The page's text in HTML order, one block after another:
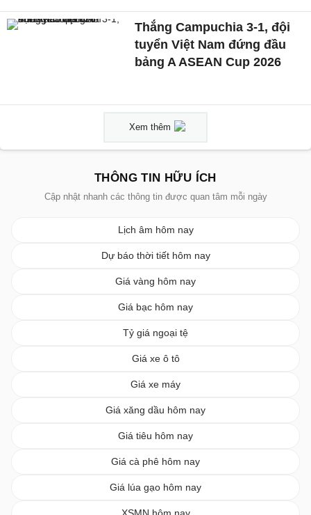
Thắng Campuchia 3-1, đội
tuyển Việt Nam đứng đầu
bảng A ASEAN Cup 2026
Xem thêm
THÔNG TIN HỮU ÍCH
Cập nhật nhanh các thông tin được quan tâm mỗi ngày
Lịch âm hôm nay
Dự báo thời tiết hôm nay
Giá vàng hôm nay
Giá bạc hôm nay
Tỷ giá ngoại tệ
Giá xe ô tô
Giá xe máy
Giá xăng dầu hôm nay
Giá tiêu hôm nay
Giá cà phê hôm nay
Giá lúa gạo hôm nay